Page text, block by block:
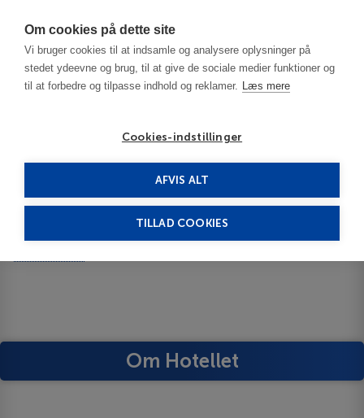
Om cookies på dette site
Vi bruger cookies til at indsamle og analysere oplysninger på
stedet ydeevne og brug, til at give de sociale medier funktioner og
til at forbedre og tilpasse indhold og reklamer. Læs mere
Cookies-indstillinger
AFVIS ALT
TILLAD COOKIES
Baltic Coast BS Principe Felipe 3***
BS Principe Felipe
Om Hotellet